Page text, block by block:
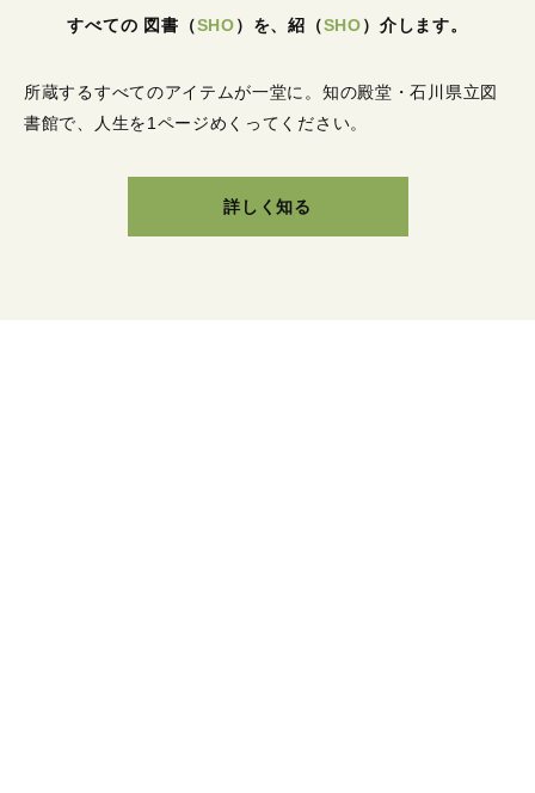
すべての 図書 （SHO） を、紹 （SHO） 介します。
所蔵するすべてのアイテムが一堂に。 知の殿堂・石川県立図
書館で、人生を1ページめくってください。
詳しく知る